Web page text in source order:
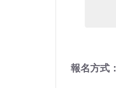
報名方式：